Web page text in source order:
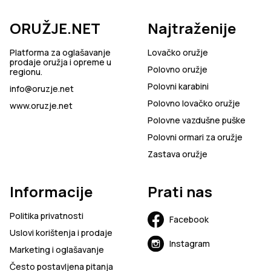
ORUŽJE.NET
Platforma za oglašavanje
prodaje oružja i opreme u
regionu.
info@oruzje.net
www.oruzje.net
Najtraženije
Lovačko oružje
Polovno oružje
Polovni karabini
Polovno lovačko oružje
Polovne vazdušne puške
Polovni ormari za oružje
Zastava oružje
Informacije
Politika privatnosti
Uslovi korištenja i prodaje
Marketing i oglašavanje
Često postavljena pitanja
Prati nas
Facebook
Instagram